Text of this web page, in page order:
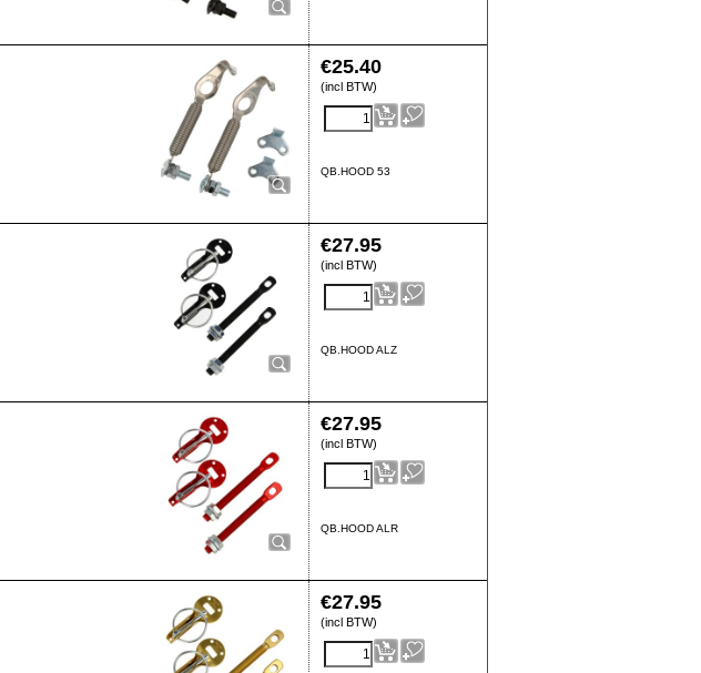
€25.40
(incl BTW)
QB.HOOD 53
€27.95
(incl BTW)
QB.HOOD ALZ
€27.95
(incl BTW)
QB.HOOD ALR
€27.95
(incl BTW)